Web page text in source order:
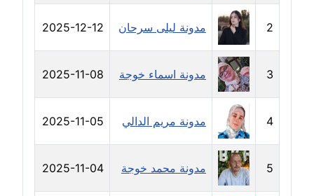
مدونة خولة سعيدان
عاملة
مدونة داليا السعيد
موقوف
مدونة داليا فاروق
عاملة
مدونة داليا نور
عاملة
2 مدونة ليلى سرحان 2025-12-12
3 مدونة اسماء خوجة 2025-11-08
4 مدونة مريم الدالي 2025-11-05
5 مدونة محمد خوجة 2025-11-04